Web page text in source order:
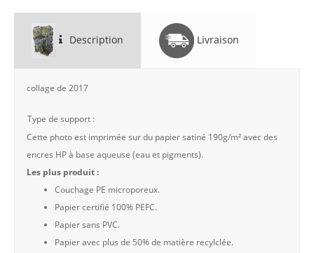
Description Livraison
collage de 2017
Type de support :
Cette photo est imprimée sur du papier satiné 190g/m² avec des
encres HP à base aqueuse (eau et pigments).
Les plus produit :
Couchage PE microporeux.
Papier certifié 100% PEFC.
Papier sans PVC.
Papier avec plus de 50% de matière recylclée.